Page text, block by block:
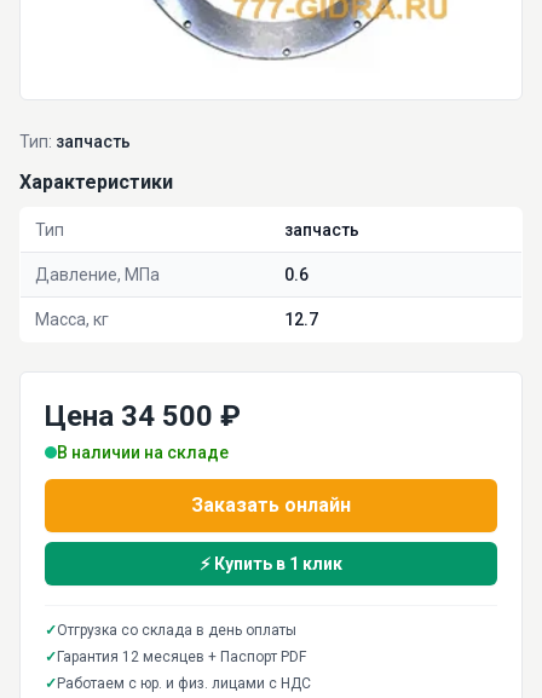
Тип: запчасть
Характеристики
Тип запчасть
Давление, МПа 0.6
Масса, кг 12.7
Цена 34 500 ₽
В наличии на складе
Заказать онлайн
⚡ Купить в 1 клик
✓Отгрузка со склада в день оплаты
✓ Гарантия 12 месяцев + Паспорт PDF
✓ Работаем с юр. и физ. лицами с НДС